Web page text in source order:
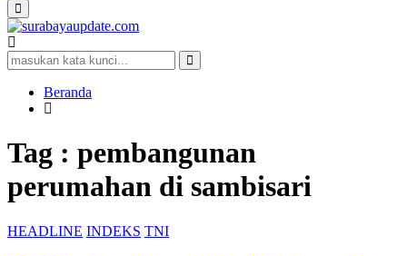
Primary
Menu
Search
for:
Search
Beranda
Tag : pembangunan
perumahan di sambisari
HEADLINE INDEKS TNI